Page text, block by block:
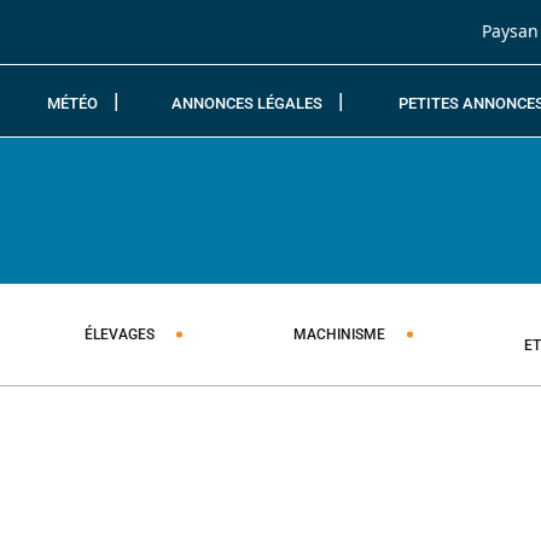
MÉTÉO ANNONCES LÉGALES PETITES
ÉLEVAGES MACHINISME